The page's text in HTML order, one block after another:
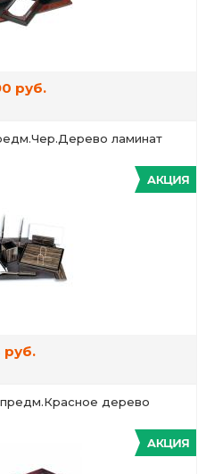
руб.
ламинат
руб.
дерево